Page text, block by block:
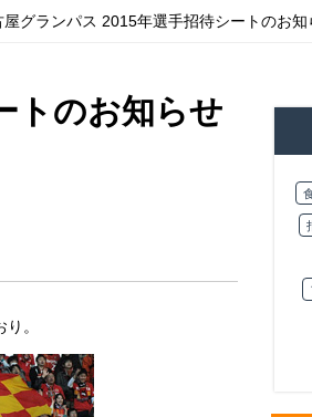
屋グランパス 2015年選手招待シートのお知
トのお知らせ
。